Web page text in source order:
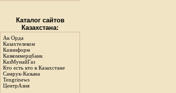
Каталог сайтов
Казахстана:
Ак Орда
Казахтелеком
Казинформ
Казкоммерцбанк
КазМунайГаз
Кто есть кто в Казахстане
Самрук-Казына
Tengrinews
ЦентрАзия